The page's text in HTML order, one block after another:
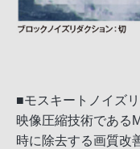
■モスキートノイズ
映像圧縮技術である
時に除去する画質改